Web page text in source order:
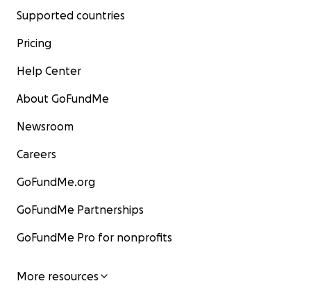
Supported countries
Pricing
Help Center
About GoFundMe
Newsroom
Careers
GoFundMe.org
GoFundMe Partnerships
GoFundMe Pro for nonprofits
More resources